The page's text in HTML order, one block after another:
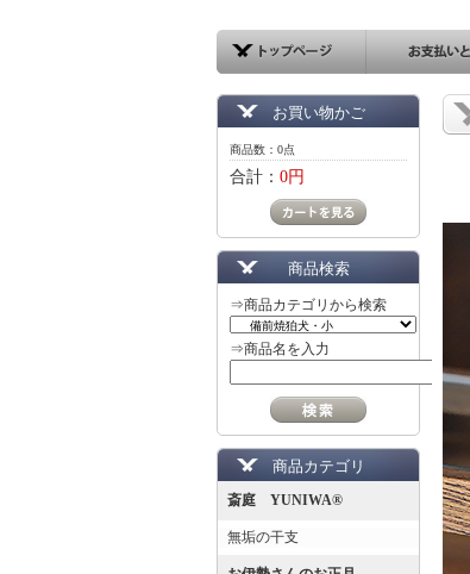
お買い物かご
商品数：0点
合計： 0円
商品検索
⇒商品カテゴリから検索
⇒商品名を入力
商品カテゴリ
斎庭 YUNIWA®
無垢の干支